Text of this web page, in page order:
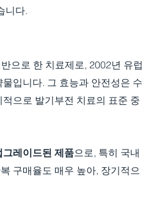
니다.
으로 한 치료제로, 2002년 유럽
입니다. 그 효능과 안전성은 수
으로 발기부전 치료의 표준 중
레이드된 제품으로, 특히 국내
구매율도 매우 높아, 장기적으